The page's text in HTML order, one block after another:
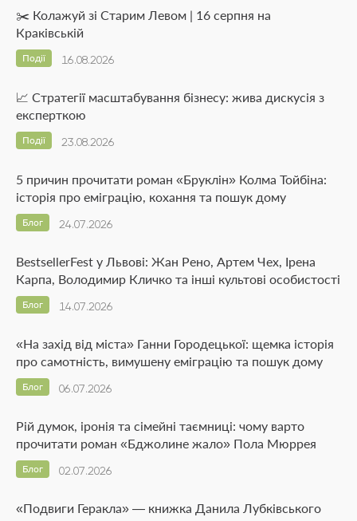
✂️ Колажуй зі Старим Левом | 16 серпня на
Краківській
16.08.2026
Події
📈 Стратегії масштабування бізнесу: жива дискусія з
експерткою
23.08.2026
Події
5 причин прочитати роман «Бруклін» Колма Тойбіна:
історія про еміграцію, кохання та пошук дому
24.07.2026
Блог
BestsellerFest у Львові: Жан Рено, Артем Чех, Ірена
Карпа, Володимир Кличко та інші культові особистості
14.07.2026
Блог
«На захід від міста» Ганни Городецької: щемка історія
про самотність, вимушену еміграцію та пошук дому
06.07.2026
Блог
Рій думок, іронія та сімейні таємниці: чому варто
прочитати роман «Бджолине жало» Пола Мюррея
02.07.2026
Блог
«Подвиги Геракла» — книжка Данила Лубківського